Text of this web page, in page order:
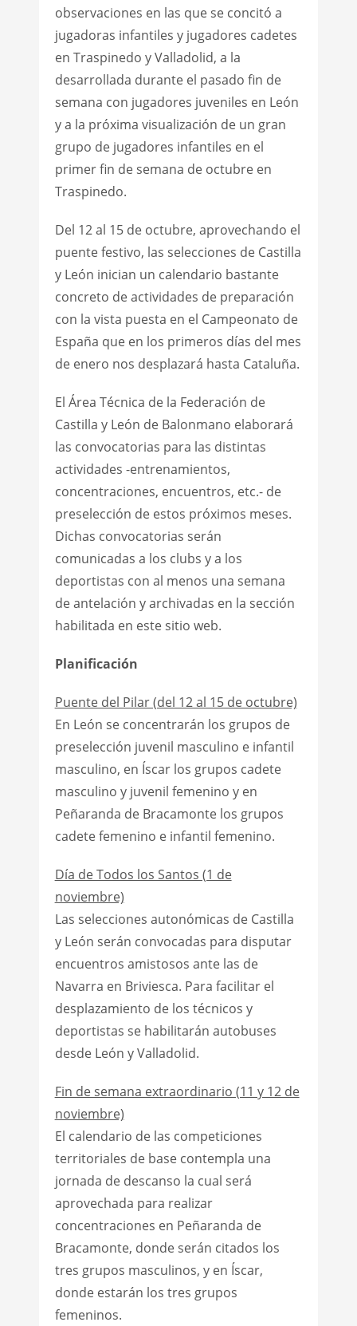
observaciones en las que se concitó a
jugadoras infantiles y jugadores cadetes
en Traspinedo y Valladolid, a la
desarrollada durante el pasado fin de
semana con jugadores juveniles en León
y a la próxima visualización de un gran
grupo de jugadores infantiles en el
primer fin de semana de octubre en
Traspinedo.
Del 12 al 15 de octubre, aprovechando el
puente festivo, las selecciones de Castilla
y León inician un calendario bastante
concreto de actividades de preparación
con la vista puesta en el Campeonato de
España que en los primeros días del mes
de enero nos desplazará hasta Cataluña.
El Área Técnica de la Federación de
Castilla y León de Balonmano elaborará
las convocatorias para las distintas
actividades -entrenamientos,
concentraciones, encuentros, etc.- de
preselección de estos próximos meses.
Dichas convocatorias serán
comunicadas a los clubs y a los
deportistas con al menos una semana
de antelación y archivadas en la sección
habilitada en este sitio web.
Planificación
Puente del Pilar (del 12 al 15 de octubre)
En León se concentrarán los grupos de
preselección juvenil masculino e infantil
masculino, en Íscar los grupos cadete
masculino y juvenil femenino y en
Peñaranda de Bracamonte los grupos
cadete femenino e infantil femenino.
Día de Todos los Santos (1 de
noviembre)
Las selecciones autonómicas de Castilla
y León serán convocadas para disputar
encuentros amistosos ante las de
Navarra en Briviesca. Para facilitar el
desplazamiento de los técnicos y
deportistas se habilitarán autobuses
desde León y Valladolid.
Fin de semana extraordinario (11 y 12 de
noviembre)
El calendario de las competiciones
territoriales de base contempla una
jornada de descanso la cual será
aprovechada para realizar
concentraciones en Peñaranda de
Bracamonte, donde serán citados los
tres grupos masculinos, y en Íscar,
donde estarán los tres grupos
femeninos.